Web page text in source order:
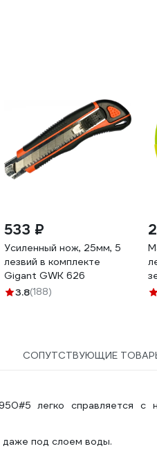
533 ₽
Усиленный нож, 25мм, 5
лезвий в комплекте
Gigant GWK 626
3.8(188)
СОПУТСТВУЮЩИЕ
легко справляется с
даже под слоем воды.